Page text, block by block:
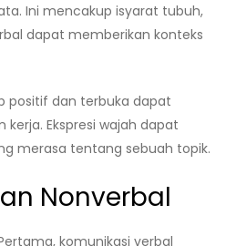
Ini mencakup isyarat tubuh,
dapat memberikan konteks
positif dan terbuka dapat
Ekspresi wajah dapat
merasa tentang sebuah topik.
Nonverbal
komunikasi verbal